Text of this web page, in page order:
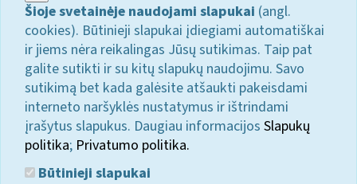
Šioje svetainėje naudojami slapukai (angl.
cookies). Būtinieji slapukai įdiegiami automatiškai
ir jiems nėra reikalingas Jūsų sutikimas. Taip pat
galite sutikti ir su kitų slapukų naudojimu. Savo
sutikimą bet kada galėsite atšaukti pakeisdami
interneto naršyklės nustatymus ir ištrindami
įrašytus slapukus. Daugiau informacijos Slapukų
politika; Privatumo politika.
Būtinieji slapukai